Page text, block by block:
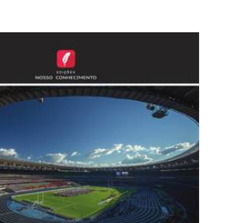
News : Le
ouvrage des auteurs